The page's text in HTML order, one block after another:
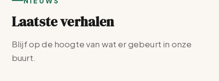
Laatste verhalen
Blijf op de hoogte van wat er gebeurt in onze
buurt.